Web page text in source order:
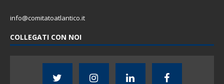
info@comitatoatlantico.it
COLLEGATI CON NOI